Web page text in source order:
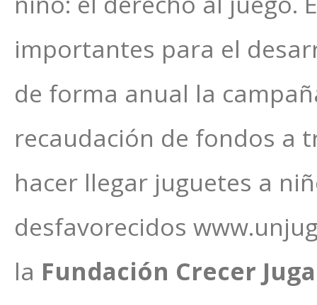
importantes para el
de forma anual la
recaudación de fondos a
hacer llegar juguetes a
desfavorecidos
la Fundación Crecer